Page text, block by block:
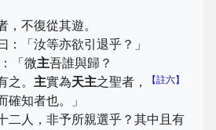
，不復從其遊。
：「汝等亦欲引退乎？」
「微主吾誰與歸？
之。主實為天主之聖者， 【註六】
確知者也。」
二人，非予所親選乎？其中且有